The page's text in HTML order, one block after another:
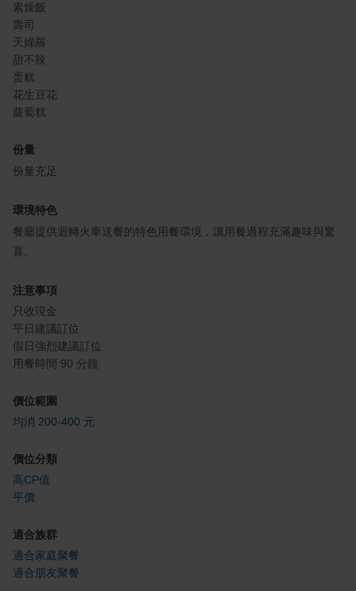
素燥飯
壽司
天婦羅
甜不辣
蛋糕
花生豆花
蘿蔔糕
份量
份量充足
環境特色
餐廳提供迴轉火車送餐的特色用餐環境，讓用餐過程充滿趣味與驚
喜。
注意事項
只收現金
平日建議訂位
假日強烈建議訂位
用餐時間 90 分鐘
價位範圍
均消 200-400 元
價位分類
高CP值
平價
適合族群
適合家庭聚餐
適合朋友聚餐